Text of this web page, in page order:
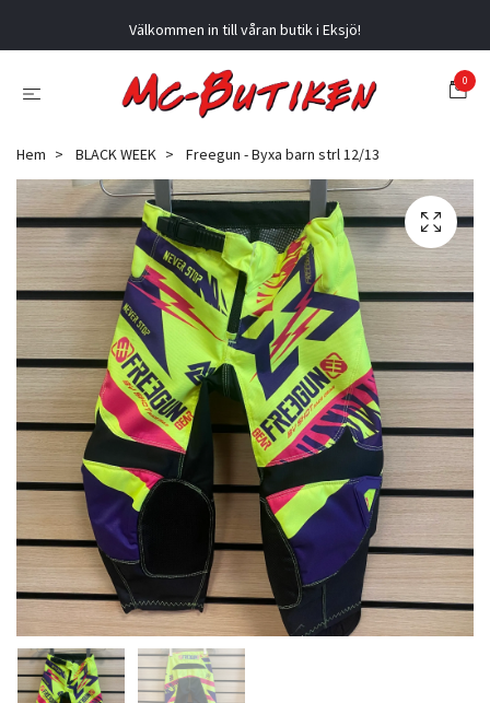
Välkommen in till våran butik i Eksjö!
0
Hem BLACK WEEK Freegun - Byxa barn strl 12/13